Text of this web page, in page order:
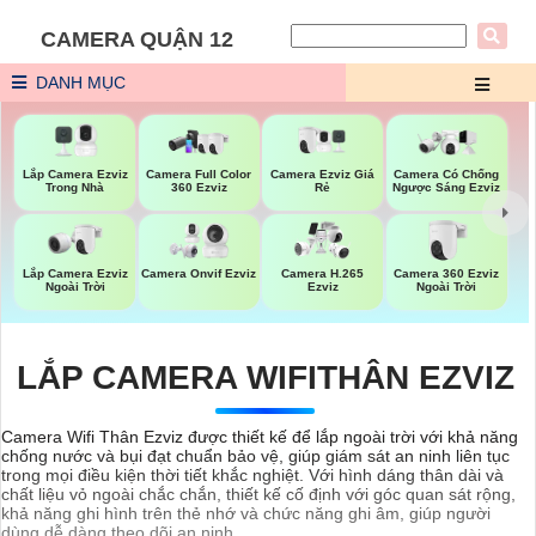
CAMERA QUẬN 12
DANH MỤC
Lắp Camera Ezviz
Trong Nhà
Camera Full Color
360 Ezviz
Camera Ezviz Giá
Rẻ
Camera Có Chống
Ngược Sáng Ezviz
Lắp Camera Ezviz
Ngoài Trời
Camera Onvif Ezviz
Camera H.265
Ezviz
Camera 360 Ezviz
Ngoài Trời
LẮP CAMERA WIFITHÂN EZVIZ
Camera Wifi Thân Ezviz được thiết kế để lắp ngoài trời với khả năng
chống nước và bụi đạt chuẩn bảo vệ, giúp giám sát an ninh liên tục
trong mọi điều kiện thời tiết khắc nghiệt. Với hình dáng thân dài và
chất liệu vỏ ngoài chắc chắn, thiết kế cố định với góc quan sát rộng,
khả năng ghi hình trên thẻ nhớ và chức năng ghi âm, giúp người